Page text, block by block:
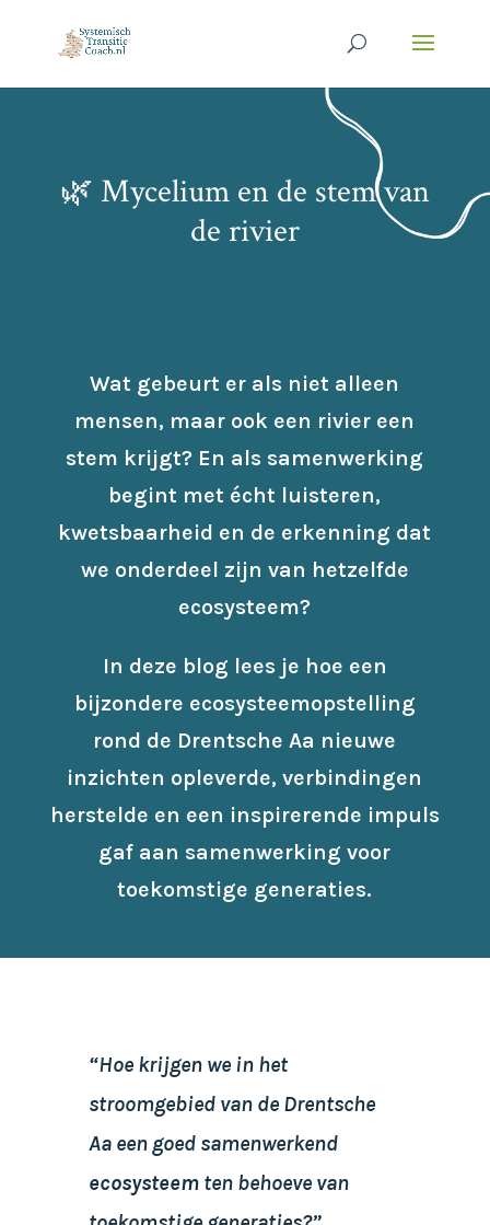
🌿 Mycelium en de stem van
de rivier
Wat gebeurt er als niet alleen
mensen, maar ook een rivier een
stem krijgt? En als samenwerking
begint met écht luisteren,
kwetsbaarheid en de erkenning dat
we onderdeel zijn van hetzelfde
ecosysteem?
In deze blog lees je hoe een
bijzondere ecosysteemopstelling
rond de Drentsche Aa nieuwe
inzichten opleverde, verbindingen
herstelde en een inspirerende impuls
gaf aan samenwerking voor
toekomstige generaties.
“Hoe krijgen we in het
stroomgebied van de Drentsche
Aa een goed samenwerkend
ecosysteemten behoeve van